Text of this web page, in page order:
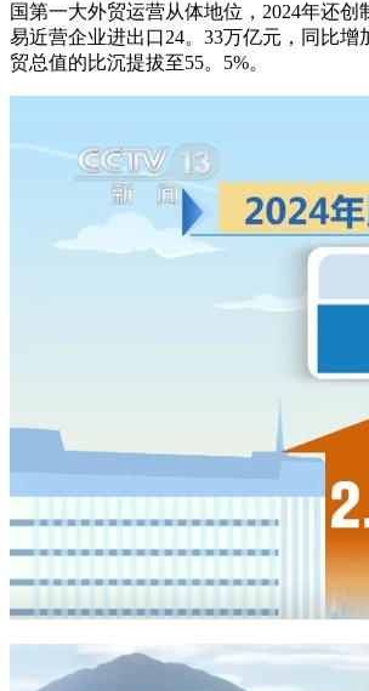
国第一大外贸运营从体地位，2024年还创
易近营企业进出口24。33万亿元，同比增
贸总值的比沉提拔至55。5%。